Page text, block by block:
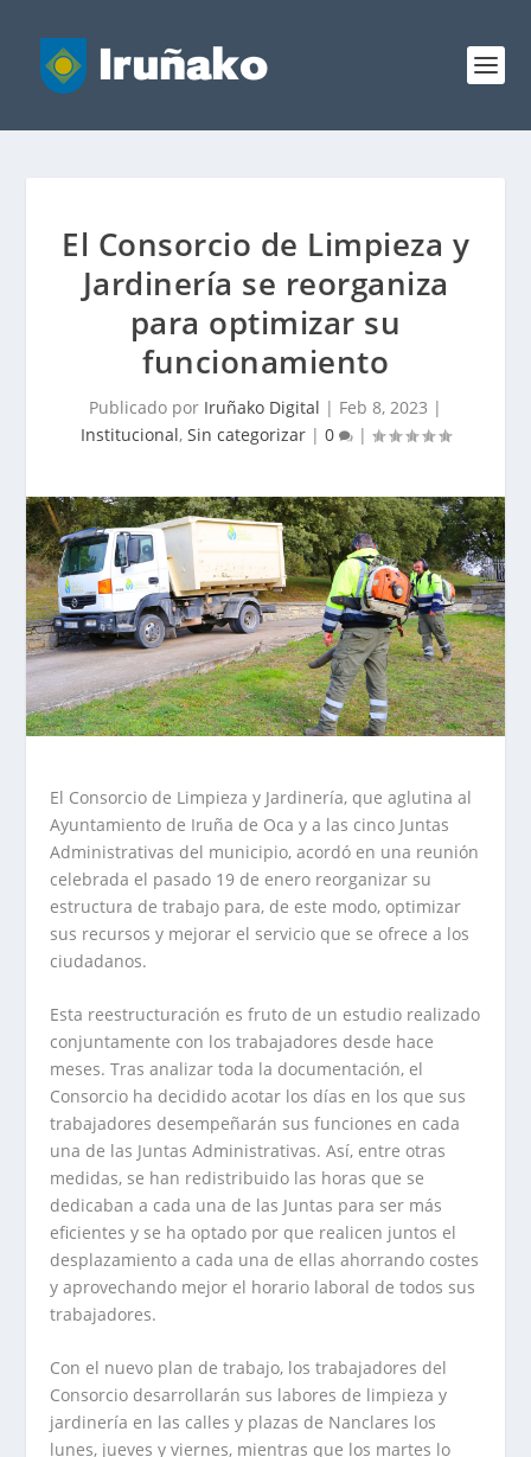
El Consorcio de Limpieza y
Jardinería se reorganiza
para optimizar su
funcionamiento
Publicado por Iruñako Digital | Feb 8, 2023 |
Institucional, Sin categorizar | 0 |
El Consorcio de Limpieza y Jardinería, que aglutina al
Ayuntamiento de Iruña de Oca y a las cinco Juntas
Administrativas del municipio, acordó en una reunión
celebrada el pasado 19 de enero reorganizar su
estructura de trabajo para, de este modo, optimizar
sus recursos y mejorar el servicio que se ofrece a los
ciudadanos.
Esta reestructuración es fruto de un estudio realizado
conjuntamente con los trabajadores desde hace
meses. Tras analizar toda la documentación, el
Consorcio ha decidido acotar los días en los que sus
trabajadores desempeñarán sus funciones en cada
una de las Juntas Administrativas. Así, entre otras
medidas, se han redistribuido las horas que se
dedicaban a cada una de las Juntas para ser más
eficientes y se ha optado por que realicen juntos el
desplazamiento a cada una de ellas ahorrando costes
y aprovechando mejor el horario laboral de todos sus
trabajadores.
Con el nuevo plan de trabajo, los trabajadores del
Consorcio desarrollarán sus labores de limpieza y
jardinería en las calles y plazas de Nanclares los
lunes, jueves y viernes, mientras que los martes lo